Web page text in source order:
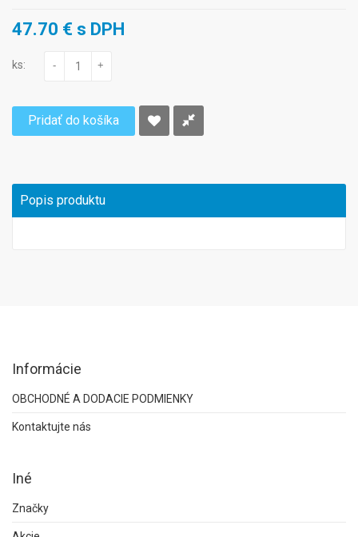
47.70 € s DPH
ks: - +
Pridať do košíka
Popis produktu
Informácie
OBCHODNÉ A DODACIE PODMIENKY
Kontaktujte nás
Iné
Značky